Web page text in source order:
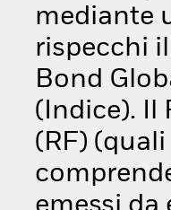
mediante
rispecchi
Bond
(Indice). Il
(RF)